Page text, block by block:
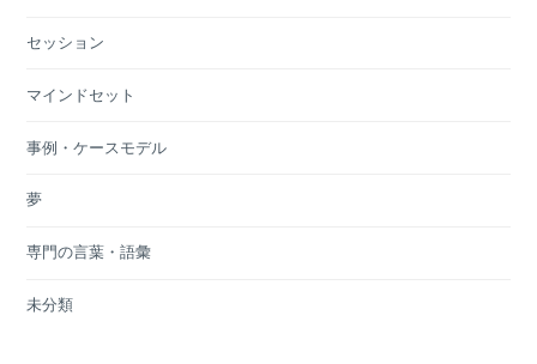
セッション
マインドセット
事例・ケースモデル
夢
専門の言葉・語彙
未分類